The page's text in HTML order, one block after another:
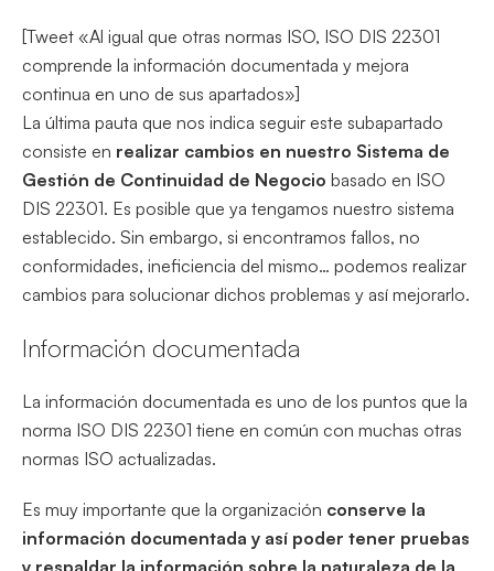
[Tweet «Al igual que otras normas ISO, ISO DIS 22301
comprende la información documentada y mejora
continua en uno de sus apartados»]
La última pauta que nos indica seguir este subapartado
consiste en realizar cambios en nuestro Sistema de
Gestión de Continuidad de Negocio basado en ISO
DIS 22301. Es posible que ya tengamos nuestro sistema
establecido. Sin embargo, si encontramos fallos, no
conformidades, ineficiencia del mismo… podemos realizar
cambios para solucionar dichos problemas y así mejorarlo.
Información documentada
La información documentada es uno de los puntos que la
norma ISO DIS 22301 tiene en común con muchas otras
normas ISO actualizadas.
Es muy importante que la organización conserve la
información documentada y así poder tener pruebas
y respaldar la información sobre la naturaleza de la